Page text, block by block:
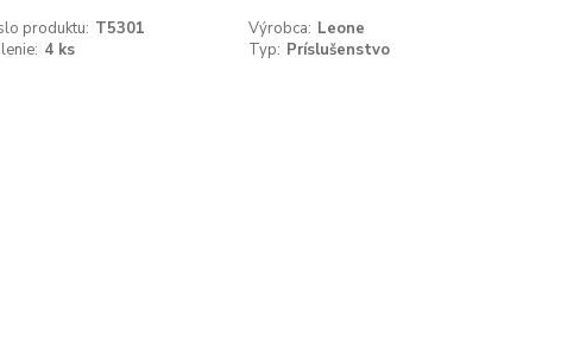
produktu: T5301 Výrobca: Leone
4 ks Typ: Príslušenstvo